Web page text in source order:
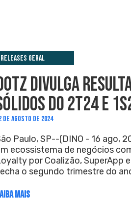
Releases Geral
DIVULGA
DO 2T24 E
DE AGOSTO DE 2024
Paulo, SP--(DINO - 16 ago,
ecossistema de negócios
por Coalizão, SuperApp
o segundo trimestre do
MAIS